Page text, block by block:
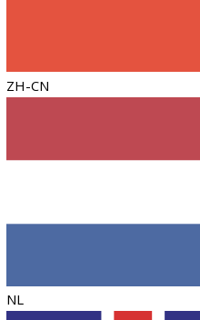
ZH-CN
NL